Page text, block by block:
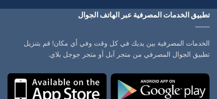
تطبيق الخدمات المصرفية عبر الهاتف الجوال
الخدمات المصرفية بين يديك في كل وقت وفي أي مكان! قم بتنزيل
تطبيق الجوال المصرفي من متجر آبل أو متجر جوجل بلاي.